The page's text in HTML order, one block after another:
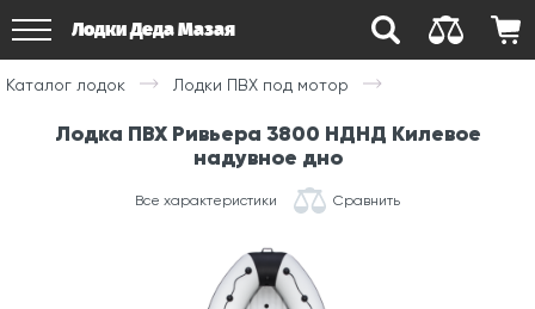
Лодки Деда Мазая
Каталог лодок Лодки ПВХ под мотор
Лодка ПВХ Ривьера 3800 НДНД Килевое
надувное дно
Все характеристики Сравнить